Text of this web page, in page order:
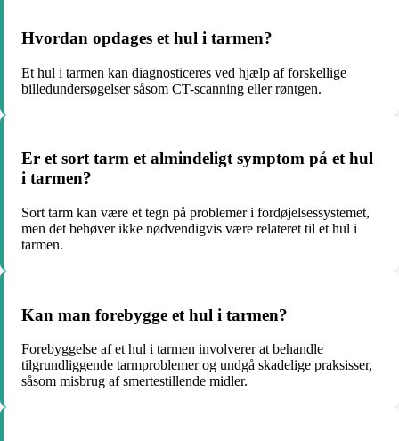
Hvordan opdages et hul i tarmen?
Et hul i tarmen kan diagnosticeres ved hjælp af forskellige
billedundersøgelser såsom CT-scanning eller røntgen.
Er et sort tarm et almindeligt symptom på et hul
i tarmen?
Sort tarm kan være et tegn på problemer i fordøjelsessystemet,
men det behøver ikke nødvendigvis være relateret til et hul i
tarmen.
Kan man forebygge et hul i tarmen?
Forebyggelse af et hul i tarmen involverer at behandle
tilgrundliggende tarmproblemer og undgå skadelige praksisser,
såsom misbrug af smertestillende midler.